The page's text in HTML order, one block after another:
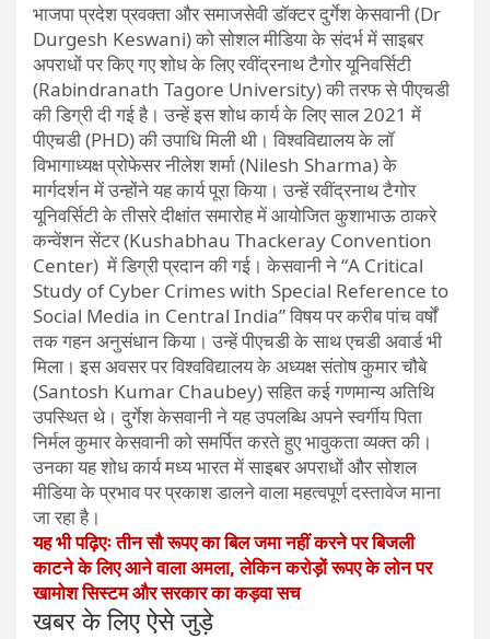
भाजपा प्रदेश प्रवक्ता और समाजसेवी डॉक्टर दुर्गेश केसवानी (Dr
Durgesh Keswani) को सोशल मीडिया के संदर्भ में साइबर
अपराधों पर किए गए शोध के लिए रवींद्रनाथ टैगोर यूनिवर्सिटी
(Rabindranath Tagore University) की तरफ से पीएचडी
की डिग्री दी गई है। उन्हें इस शोध कार्य के लिए साल 2021 में
पीएचडी (PHD) की उपाधि मिली थी। विश्वविद्यालय के लॉ
विभागाध्यक्ष प्रोफेसर नीलेश शर्मा (Nilesh Sharma) के
मार्गदर्शन में उन्होंने यह कार्य पूरा किया। उन्हें रवींद्रनाथ टैगोर
यूनिवर्सिटी के तीसरे दीक्षांत समारोह में आयोजित कुशाभाऊ ठाकरे
कन्वेंशन सेंटर (Kushabhau Thackeray Convention
Center) में डिग्री प्रदान की गई। केसवानी ने “A Critical
Study of Cyber Crimes with Special Reference to
Social Media in Central India” विषय पर करीब पांच वर्षों
तक गहन अनुसंधान किया। उन्हें पीएचडी के साथ एचडी अवार्ड भी
मिला। इस अवसर पर विश्वविद्यालय के अध्यक्ष संतोष कुमार चौबे
(Santosh Kumar Chaubey) सहित कई गणमान्य अतिथि
उपस्थित थे। दुर्गेश केसवानी ने यह उपलब्धि अपने स्वर्गीय पिता
निर्मल कुमार केसवानी को समर्पित करते हुए भावुकता व्यक्त की।
उनका यह शोध कार्य मध्य भारत में साइबर अपराधों और सोशल
मीडिया के प्रभाव पर प्रकाश डालने वाला महत्वपूर्ण दस्तावेज माना
जा रहा है।
यह भी पढ़िएः तीन सौ रूपए का बिल जमा नहीं करने पर बिजली
काटने के लिए आने वाला अमला, लेकिन करोड़ों रूपए के लोन पर
खामोश सिस्टम और सरकार का कड़वा सच
खबर के लिए ऐसे जुड़े